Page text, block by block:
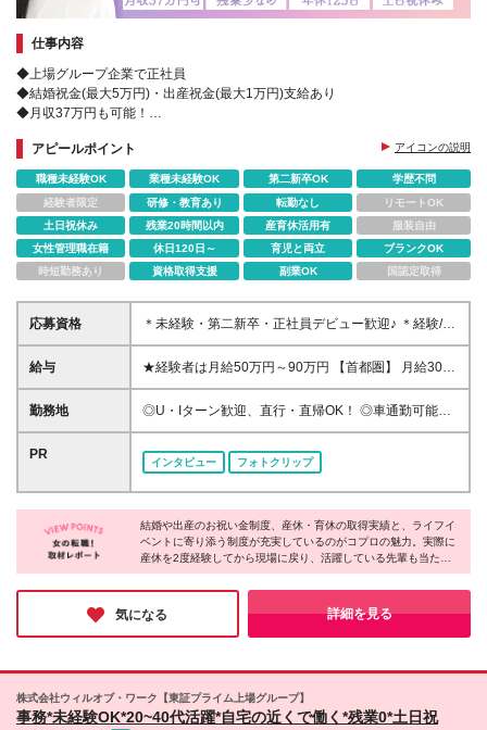
仕事内容
◆上場グループ企業で正社員
◆結婚祝金(最大5万円)・出産祝金(最大1万円)支給あり
◆月収37万円も可能！
◆Web面接も実施中
◆配属後のフォロー体制も充実♪
アピールポイント アイコンの説明
職種未経験OK 業種未経験OK 第二新卒OK
学歴不問
経験者限定
研修・教育あり 転勤なし
リモートOK
土日祝休み
残業20時間以内 産育休活用有
服装自由
女性管理職在籍
休日120日～ 育児と両立
ブランクOK
時短勤務あり
資格取得支援 副業OK 国認定取得
応募資格
＊未経験・第二新卒・正社員デビュー歓迎♪ ＊経験/知
識ゼロでOK！ ＊学歴・年齢・転職回数は一切不問で
す！ ＊人物重視の採用です！ 20代、30代の業界未経
しています！ ※ご希望を考慮し、雇用形態を決定しま
す ※新卒の方もご応募可能 （待遇・募集要項等は別
す！半年先の入社もOK！お気軽にご相談ください！
給与
★経験者は月給50万円～90万円 【首都圏】 月給30万
1230円〜 ⇒基本22万7000円+地域6万4230円+皆勤1
万円 【群馬/栃木/茨城】 月給28万1090円〜 ⇒基本23
5130円+皆勤1万円 【静岡/愛知/岐阜/三重】 月給28万
域1万8960円+皆勤1万円 【福岡/佐賀/長崎/大分/熊
本】 月給25万800円〜 ⇒基本21万8000円+地域2万
2800円+皆勤1万円 【宮城/山形/福島】 月給25万580
4000円+地域2万7090円+皆勤1万円 ※残業代は1分単
位で全額支給（みなし残業制度なし） ※上記給与は最
件変更なし) ※今期より新賃金体系へ移行しました。
詳細は面接時にご説明します
勤務地
◎U・Iターン歓迎、直行・直帰OK！ ◎車通勤可能の
エリアもあり！ ◎出張なしの働き方も可能 ◎全国に
勤務地あり/希望のエリアで働けます《転勤なし》
【拠点】 ※全国各地に支店あり ・札幌支店/北海道 ・
仙台支店/宮城・青森・岩手・秋田・山形・福島 ・大
宮営業所/埼玉・栃木・群馬・茨城・新潟 ・東京支店/
東京・千葉 ・横浜営業所/神奈川・山梨 ・名古屋支店/
愛知・長野・岐阜・三重・滋賀・静岡・石川・富山・
福井 ・大阪支店/大阪(大阪駅周辺エリアなど)・京都・
兵庫・奈良・和歌山 ・広島支店/広島・岡山・島根・
鳥取・山口・香川・高知・愛媛・徳島 ・福岡支店/福
岡・佐賀・長崎・熊本・大分・宮崎・鹿児島・沖縄 ※
PR
インタビュー フォトクリップ
結婚や出産のお祝い金制度、産休・育休の取得実績と、ライフイ
ベントに寄り添う制度が充実しているのがコプロの魅力。実際に
産休を2度経験してから現場に戻り、活躍している先輩も当たり
前のようにいます！ さらに、全国各地に拠点があるから「地元で
働きたい」「通勤時間を短くしたい」「なるべく残業を減らした
い」といったリアルな希望にも、きちんと向き合ってもらえま
す。あなたの"こうしたい"を、ここで実現してみませんか♪
気になる 詳細を見る
株式会社ウィルオブ・ワーク【東証プライム上場グループ】
事務*未経験OK*20~40代活躍*自宅の近くで働く*残業0*土日祝